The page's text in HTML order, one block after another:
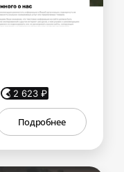
2 623 ₽
Подробнее